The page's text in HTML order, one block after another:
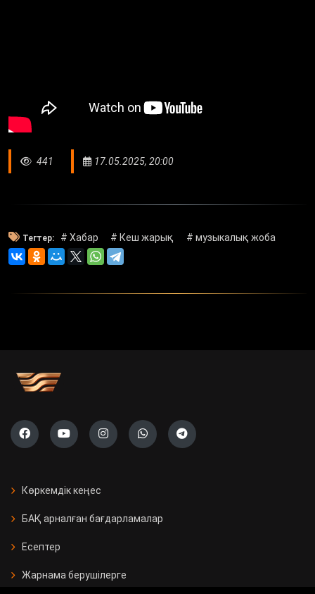
441 17.05.2025, 20:00
Тегтер: # Хабар # Кеш жарық # музыкалық жоба
Көркемдік кеңес
БАҚ арналған бағдарламалар
Есептер
Жарнама берушілерге